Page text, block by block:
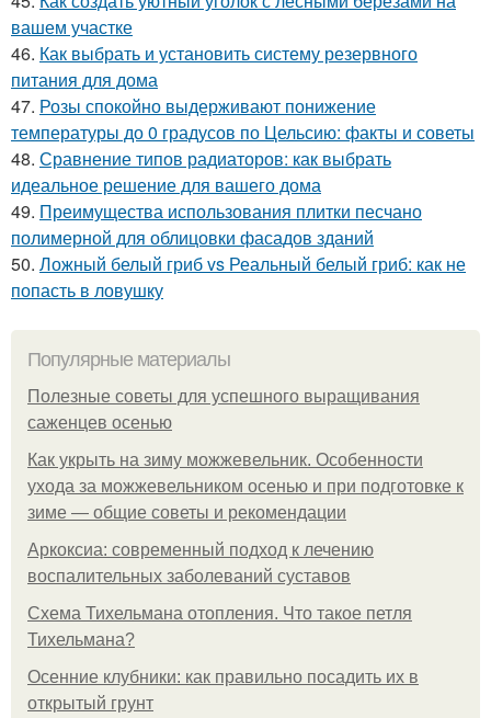
вашем участке
46. Как выбрать и установить систему резервного
питания для дома
47. Розы спокойно выдерживают понижение
температуры до 0 градусов по Цельсию: факты и советы
48. Сравнение типов радиаторов: как выбрать
идеальное решение для вашего дома
49. Преимущества использования плитки песчано
полимерной для облицовки фасадов зданий
50. Ложный белый гриб vs Реальный белый гриб: как не
попасть в ловушку
Популярные материалы
Полезные советы для успешного выращивания
саженцев осенью
Как укрыть на зиму можжевельник. Особенности
ухода за можжевельником осенью и при подготовке к
зиме — общие советы и рекомендации
Аркоксиа: современный подход к лечению
воспалительных заболеваний суставов
Схема Тихельмана отопления. Что такое петля
Тихельмана?
Осенние клубники: как правильно посадить их в
открытый грунт